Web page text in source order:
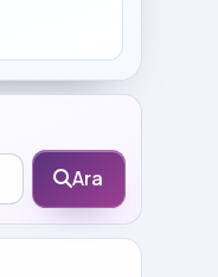
Ara